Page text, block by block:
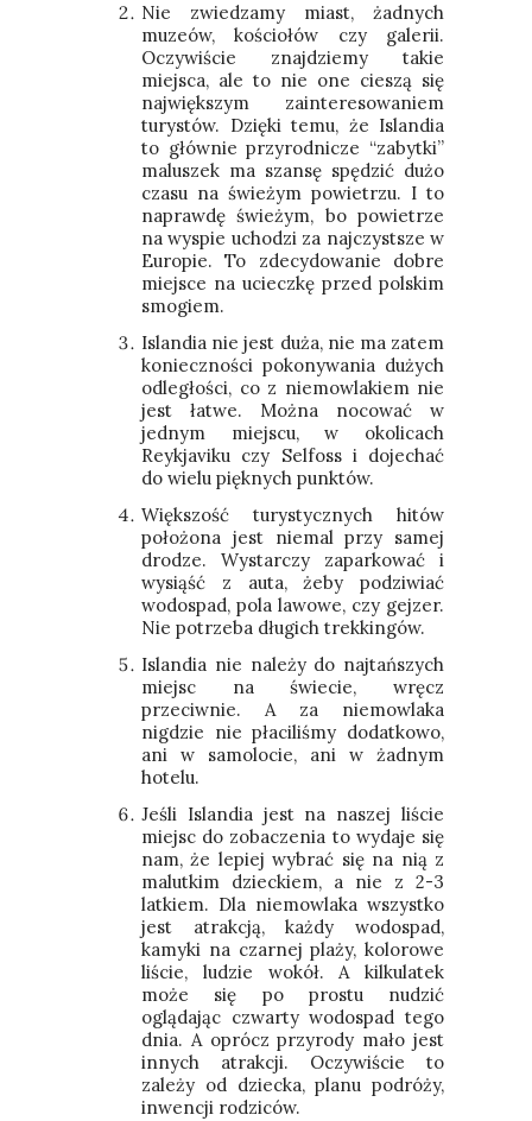
Nie zwiedzamy miast, żadnych
muzeów, kościołów czy galerii.
Oczywiście znajdziemy takie
miejsca, ale to nie one cieszą się
największym zainteresowaniem
turystów. Dzięki temu, że Islandia
to głównie przyrodnicze “zabytki”
maluszek ma szansę spędzić dużo
czasu na świeżym powietrzu. I to
naprawdę świeżym, bo powietrze
na wyspie uchodzi za najczystsze w
Europie. To zdecydowanie dobre
miejsce na ucieczkę przed polskim
smogiem.
Islandia nie jest duża, nie ma zatem
konieczności pokonywania dużych
odległości, co z niemowlakiem nie
jest łatwe. Można nocować w
jednym miejscu, w okolicach
Reykjaviku czy Selfoss i dojechać
do wielu pięknych punktów.
Większość turystycznych hitów
położona jest niemal przy samej
drodze. Wystarczy zaparkować i
wysiąść z auta, żeby podziwiać
wodospad, pola lawowe, czy gejzer.
Nie potrzeba długich trekkingów.
Islandia nie należy do najtańszych
miejsc na świecie, wręcz
przeciwnie. A za niemowlaka
nigdzie nie płaciliśmy dodatkowo,
ani w samolocie, ani w żadnym
hotelu.
Jeśli Islandia jest na naszej liście
miejsc do zobaczenia to wydaje się
nam, że lepiej wybrać się na nią z
malutkim dzieckiem, a nie z 2-3
latkiem. Dla niemowlaka wszystko
jest atrakcją, każdy wodospad,
kamyki na czarnej plaży, kolorowe
liście, ludzie wokół. A kilkulatek
może się po prostu nudzić
oglądając czwarty wodospad tego
dnia. A oprócz przyrody mało jest
innych atrakcji. Oczywiście to
zależy od dziecka, planu podróży,
inwencji rodziców.